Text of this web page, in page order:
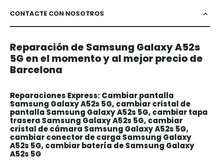
CONTACTE CON NOSOTROS
Reparación de Samsung Galaxy A52s
5G en el momento y al mejor precio de
Barcelona
Reparaciones Express: Cambiar pantalla
Samsung Galaxy A52s 5G, cambiar cristal de
pantalla Samsung Galaxy A52s 5G, cambiar tapa
trasera Samsung Galaxy A52s 5G, cambiar
cristal de cámara Samsung Galaxy A52s 5G,
cambiar conector de carga Samsung Galaxy
A52s 5G, cambiar batería de Samsung Galaxy
A52s 5G